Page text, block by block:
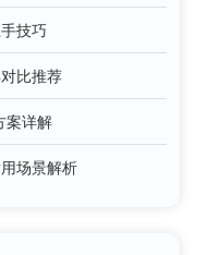
技巧
比推荐
案详解
场景解析